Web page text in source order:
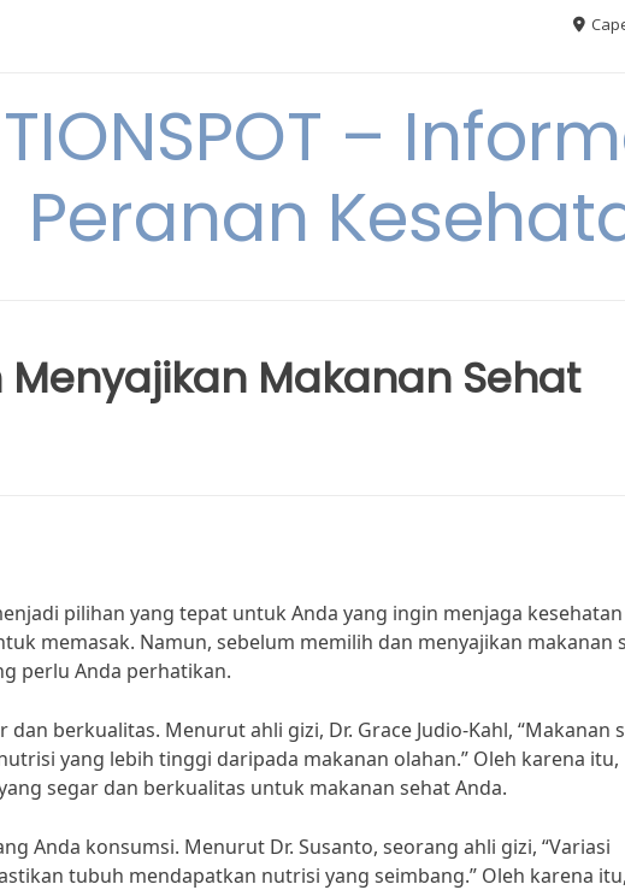
–
Peranan
Makanan Sehat
pilihan yang tepat untuk Anda yang ingin menjaga kesehatan
memasak. Namun, sebelum memilih dan menyajikan makanan
perlu Anda perhatikan.
berkualitas. Menurut ahli gizi, Dr. Grace Judio-Kahl, “Makanan
yang lebih tinggi daripada makanan olahan.” Oleh karena itu,
segar dan berkualitas untuk makanan sehat Anda.
Anda konsumsi. Menurut Dr. Susanto, seorang ahli gizi, “Variasi
tubuh mendapatkan nutrisi yang seimbang.” Oleh karena itu,